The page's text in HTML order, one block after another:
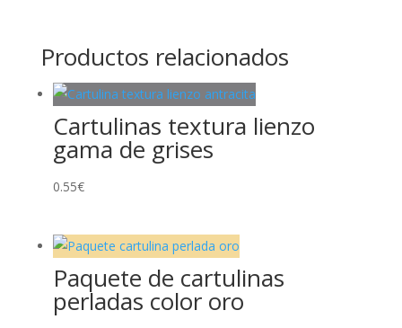
Productos relacionados
Cartulinas textura lienzo
gama de grises
0.55€
Paquete de cartulinas
perladas color oro